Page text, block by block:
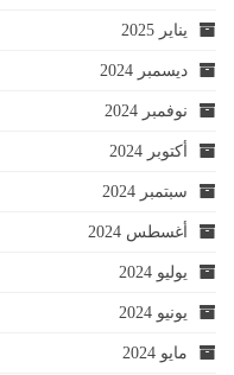
يناير 2025
ديسمبر 2024
نوفمبر 2024
أكتوبر 2024
سبتمبر 2024
أغسطس 2024
يوليو 2024
يونيو 2024
مايو 2024